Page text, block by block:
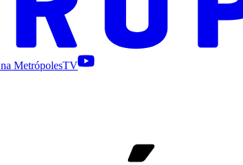
na MetrópolesTV